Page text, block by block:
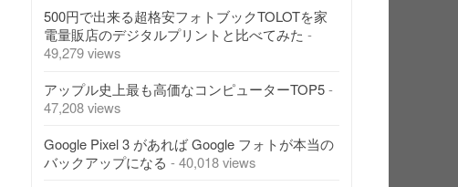
500円で出来る超格安フォトブックTOLOTを家
電量販店のデジタルプリントと比べてみた -
49,279 views
アップル史上最も高価なコンピューターTOP5-
47,208 views
Google Pixel 3 があれば Google フォトが本当の
バックアップになる - 40,018 views